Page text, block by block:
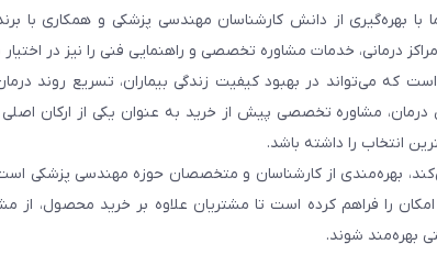
با بهره‌گیری از دانش کارشناسان مهندسی پزشکی و همکاری با
درمانی، خدمات مشاوره تخصصی و راهنمایی فنی را نیز در
که می‌تواند در بهبود کیفیت زندگی بیماران، تسریع روند
مشاوره تخصصی پیش از خرید به عنوان یکی از ارکان
انتخاب را داشته باشد.
بهره‌مندی از کارشناسان و متخصصان حوزه مهندسی پزشکی
امکان را فراهم کرده است تا مشتریان علاوه بر خرید محصول، از
بهره‌مند شوند.